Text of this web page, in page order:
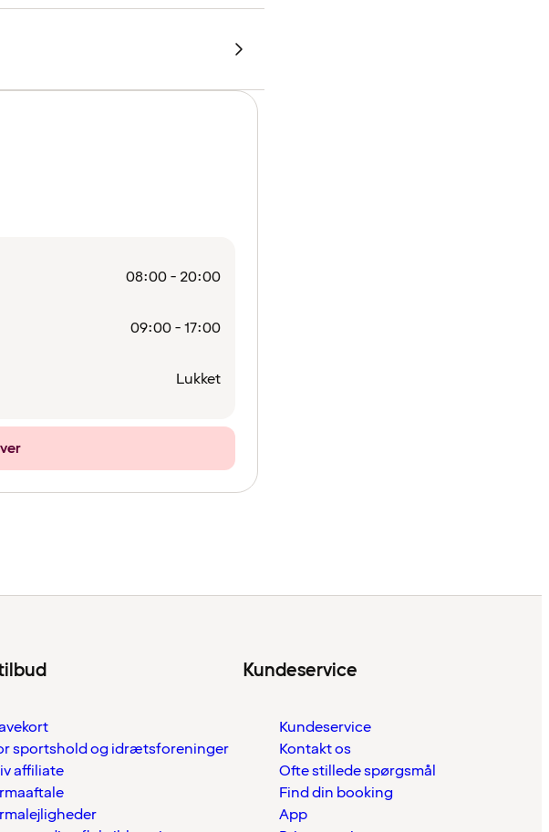
08:00 - 20:00
09:00 - 17:00
Lukket
sportshold og idrætsforeninger
affiliate
Kundeservice
Kundeservice
Kontakt os
Ofte stillede spørgsmål
Find din booking
App